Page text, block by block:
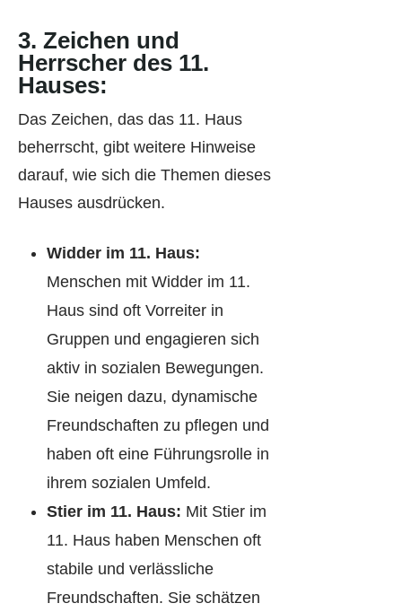
3. Zeichen und
Herrscher des 11.
Hauses:
Das Zeichen, das das 11. Haus
beherrscht, gibt weitere Hinweise
darauf, wie sich die Themen dieses
Hauses ausdrücken.
Widder im 11. Haus:
Menschen mit Widder im 11.
Haus sind oft Vorreiter in
Gruppen und engagieren sich
aktiv in sozialen Bewegungen.
Sie neigen dazu, dynamische
Freundschaften zu pflegen und
haben oft eine Führungsrolle in
ihrem sozialen Umfeld.
Stier im 11. Haus: Mit Stier im
11. Haus haben Menschen oft
stabile und verlässliche
Freundschaften. Sie schätzen